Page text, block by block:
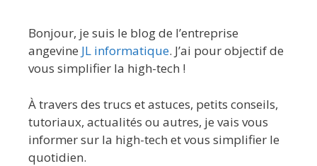
Bonjour, je suis le blog de l’entreprise
angevine JL informatique. J’ai pour objectif de
vous simplifier la high-tech !
À travers des trucs et astuces, petits conseils,
tutoriaux, actualités ou autres, je vais vous
informer sur la high-tech et vous simplifier le
quotidien.